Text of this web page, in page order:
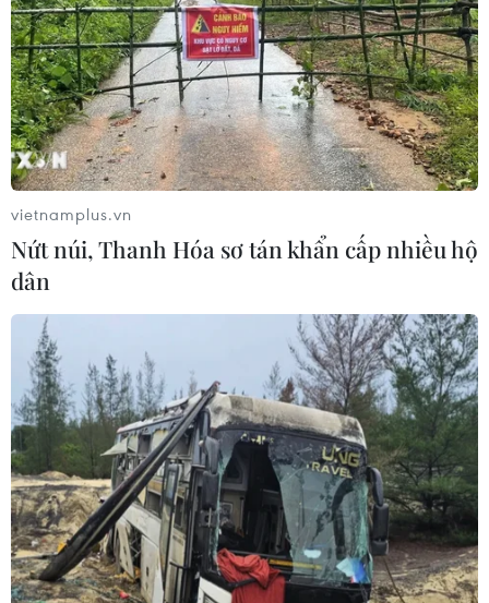
Cả phái đoàn của Hamas và Israel đều đã rời Cairo
ngay trong ngày 25/8 sau cuộc gặp với các nhà trung
gian hòa giải Ai Cập và Qatar mà không đạt được thỏa
thuận nào.
Ai Cập: Đạt thỏa thuận ngừng bắn ngay
lập tức ở Gaza là yếu tố rất quan trọng
25/08/2024 07:18
vietnamplus.vn
Nứt núi, Thanh Hóa sơ tán khẩn cấp nhiều hộ
dân